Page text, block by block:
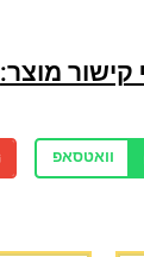
קישור מוצר:
וואטסאפ